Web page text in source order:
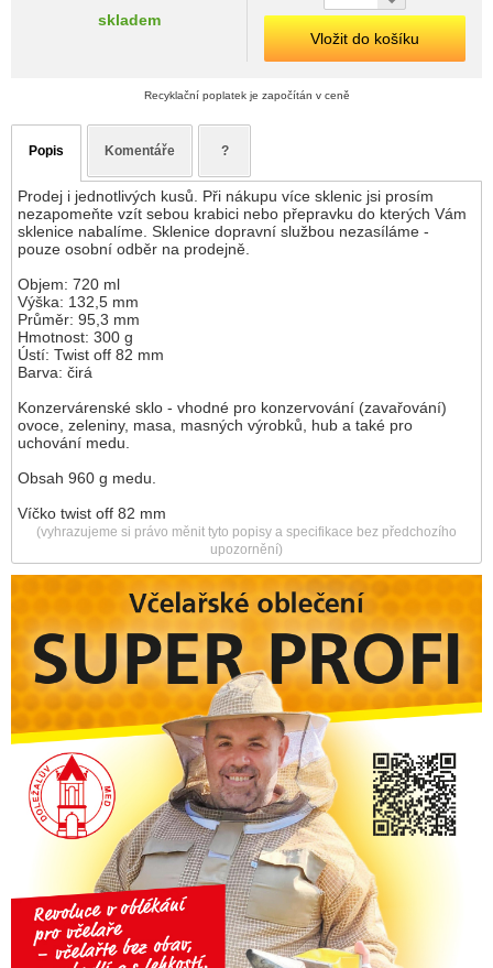
skladem
Vložit do košíku
Recyklační poplatek je započítán v ceně
Popis Komentáře ?
Prodej i jednotlivých kusů. Při nákupu více sklenic jsi prosím
nezapomeňte vzít sebou krabici nebo přepravku do kterých Vám
sklenice nabalíme. Sklenice dopravní službou nezasíláme -
pouze osobní odběr na prodejně.
Objem: 720 ml
Výška: 132,5 mm
Průměr: 95,3 mm
Hmotnost: 300 g
Ústí: Twist off 82 mm
Barva: čirá
Konzervárenské sklo - vhodné pro konzervování (zavařování)
ovoce, zeleniny, masa, masných výrobků, hub a také pro
uchování medu.
Obsah 960 g medu.
Víčko twist off 82 mm
(vyhrazujeme si právo měnit tyto popisy a specifikace bez předchozího
upozornění)